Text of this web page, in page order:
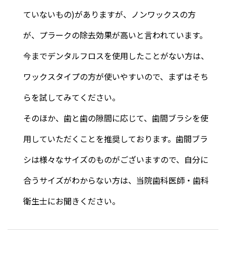
ていないもの)がありますが、ノンワックスの方
が、プラークの除去効果が高いと言われています。
今までデンタルフロスを使用したことがない方は、
ワックスタイプの方が使いやすいので、まずはそち
らを試してみてください。
そのほか、歯と歯の隙間に応じて、歯間ブラシを使
用していただくことを推奨しております。歯間ブラ
シは様々なサイズのものがございますので、自分に
合うサイズがわからない方は、当院歯科医師・歯科
衛生士にお聞きください。